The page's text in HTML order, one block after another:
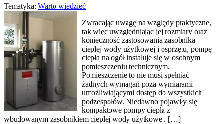
Tematyka: Warto wiedzieć
Zwracając uwagę na względy praktyczne,
tak więc uwzględniając jej rozmiary oraz
konieczność zastosowania zasobnika
ciepłej wody użytkowej i osprzętu, pompę
ciepła na ogół instaluje się w osobnym
pomieszczeniu technicznym.
Pomieszczenie to nie musi spełniać
żadnych wymagań poza wymiarami
umożliwiającymi dostęp do wszystkich
podzespołów. Niedawno pojawiły się
kompaktowe pompy ciepła z
wbudowanym zasobnikiem cieplej wody użytkowej. […]